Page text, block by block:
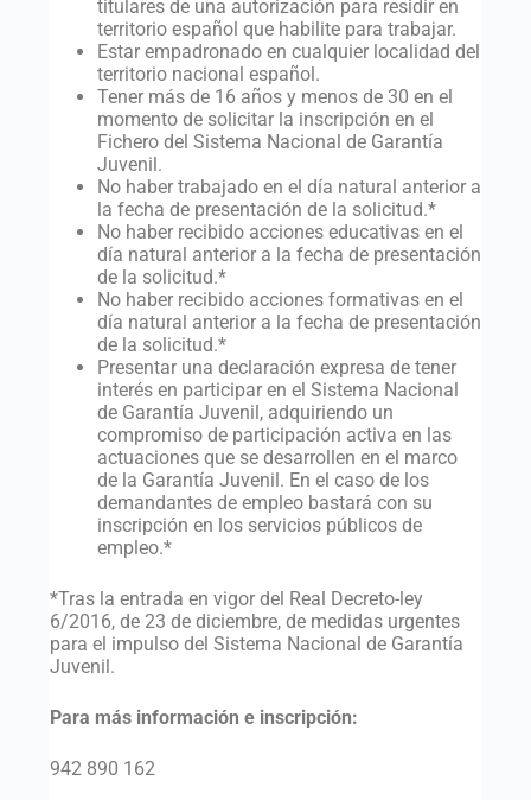
titulares de una autorización para residir en
territorio español que habilite para trabajar.
Estar empadronado en cualquier localidad del
territorio nacional español.
Tener más de 16 años y menos de 30 en el
momento de solicitar la inscripción en el
Fichero del Sistema Nacional de Garantía
Juvenil.
No haber trabajado en el día natural anterior a
la fecha de presentación de la solicitud.*
No haber recibido acciones educativas en el
día natural anterior a la fecha de presentación
de la solicitud.*
No haber recibido acciones formativas en el
día natural anterior a la fecha de presentación
de la solicitud.*
Presentar una declaración expresa de tener
interés en participar en el Sistema Nacional
de Garantía Juvenil, adquiriendo un
compromiso de participación activa en las
actuaciones que se desarrollen en el marco
de la Garantía Juvenil. En el caso de los
demandantes de empleo bastará con su
inscripción en los servicios públicos de
empleo.*
*Tras la entrada en vigor del Real Decreto-ley
6/2016, de 23 de diciembre, de medidas urgentes
para el impulso del Sistema Nacional de Garantía
Juvenil.
Para más información e inscripción:
942 890 162